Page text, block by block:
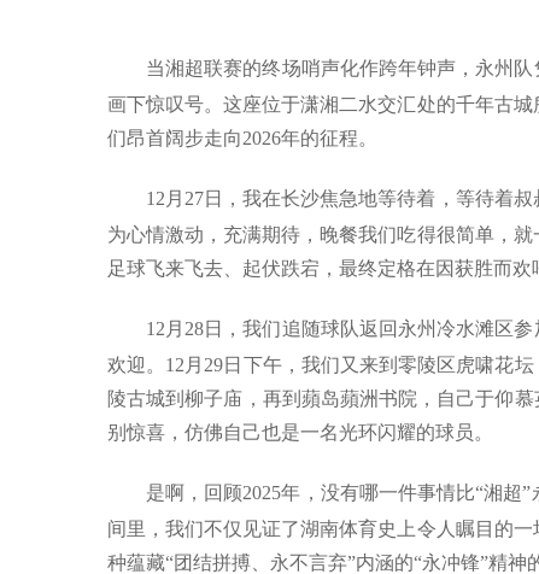
当湘超联赛的终场哨声化作跨年钟声，永州
画下惊叹号。这座位于潇湘二水交汇处的千年古
们昂首阔步走向2026年的征程。
12 月 27日
，我在长沙焦急地等待着，等待着
为心情激动，充满期待，晚餐我们吃得很简单，
足球飞来飞去、起伏跌宕，最终定格在因获胜而欢
12 月 28日，我们追随球队返回永州冷水滩区
欢迎。 12 月 29日下午，我们又来到零陵区虎啸花
陵古城到柳子庙，再到蘋岛蘋洲书院，自己于仰
别惊喜，仿佛自己也是一名光环闪耀的球员。
是啊，回顾2025年，没有哪一件事情比“湘超
间里，我们不仅见证了湖南体育史上令人瞩目的
种蕴藏“团结拼搏、永不言弃”内涵的“永冲锋”精神